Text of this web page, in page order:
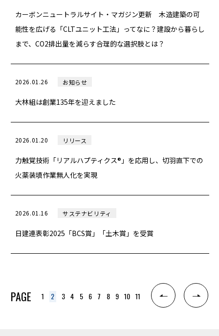
カーボンニュートラルサイト・マガジン更新 木造建築の可
能性を広げる「CLTユニット工法」ってなに？建設から暮らし
まで、CO2排出量を減らす合理的な選択肢とは？
2026.01.26 お知らせ
大林組は創業135年を迎えました
2026.01.20 リリース
力触覚技術「リアルハプティクス®」を応用し、切羽直下での
火薬装填作業無人化を実現
2026.01.16 サステナビリティ
日建連表彰2025「BCS賞」「土木賞」を受賞
PAGE 1 2 3 4 5 6 7 8 9 10 11